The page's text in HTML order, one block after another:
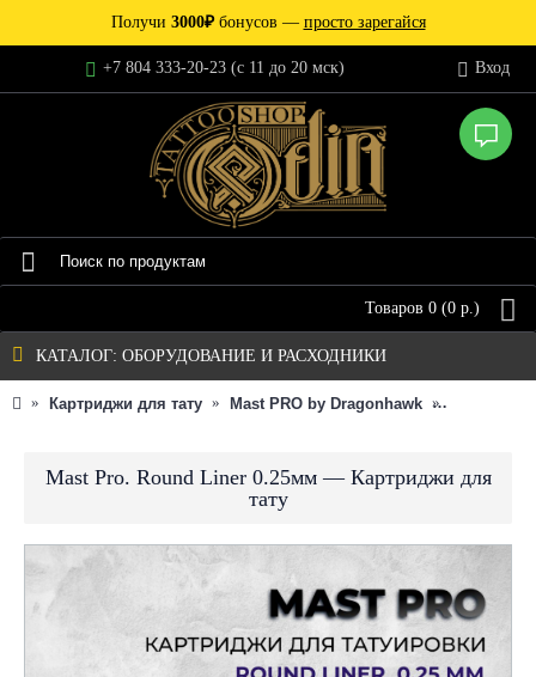
Получи 3000₽бонусов — просто зарегайся
+7 804 333-20-23 (c 11 до 20 мск) Вход
Товаров 0 (0 р.)
КАТАЛОГ: ОБОРУДОВАНИЕ И РАСХОДНИКИ
Картриджи для тату Mast PRO by Dragonhawk
Mast Pro. Round Liner 0.25мм — Картриджи для
тату